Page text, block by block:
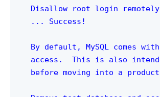
Disallow root login
... Success!
By default, MySQL comes
access.  This is also
before moving into a